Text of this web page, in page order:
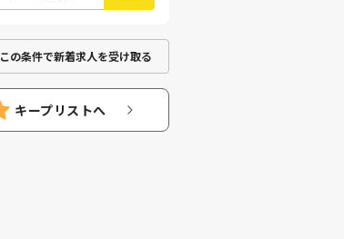
この条件で新着求人を受け取る
キープリストへ